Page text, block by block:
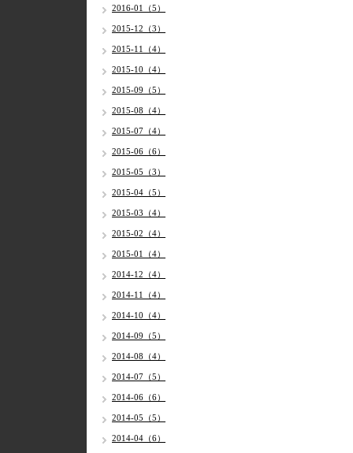
2016-01（5）
2015-12（3）
2015-11（4）
2015-10（4）
2015-09（5）
2015-08（4）
2015-07（4）
2015-06（6）
2015-05（3）
2015-04（5）
2015-03（4）
2015-02（4）
2015-01（4）
2014-12（4）
2014-11（4）
2014-10（4）
2014-09（5）
2014-08（4）
2014-07（5）
2014-06（6）
2014-05（5）
2014-04（6）